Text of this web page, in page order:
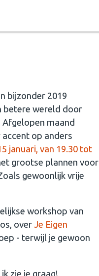
bijzonder 2019
betere wereld door
Afgelopen maand
op anders
januari, van 19.30 tot
grootse plannen voor
gewoonlijk vrije
workshop van
overJe Eigen
- terwijl je gewoon
zie je graag!